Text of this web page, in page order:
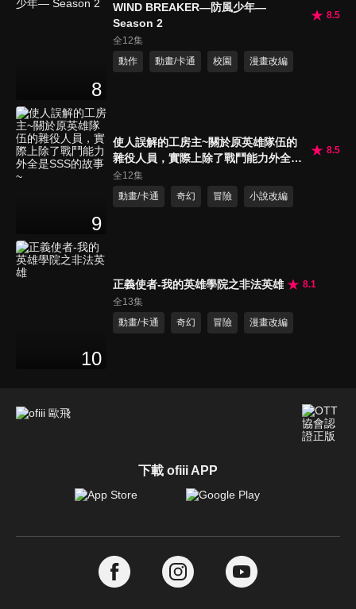
8
WIND BREAKER—防風少年—
Season 2
8.5
全12集
動作
動畫/卡通 校園 漫畫改編
9
使人誤解的工房主~關於原英雄隊伍的
雜役人員，實際上除了戰鬥能力外全是
SSS的故事~
8.5
全12集
動畫/卡通
奇幻 冒險 小說改編
10
正義使者-我的英雄學院之非法英雄
8.1
全13集
動畫/卡通
奇幻 冒險 漫畫改編
下載 ofiii APP